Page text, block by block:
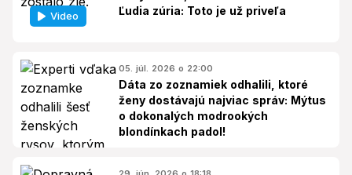
Video
Ľudia zúria: Toto je už priveľa
05. júl. 2026 o 22:00
Dáta zo zoznamiek odhalili, ktoré
ženy dostávajú najviac správ: Mýtus
o dokonalých modrookých
blondínkach padol!